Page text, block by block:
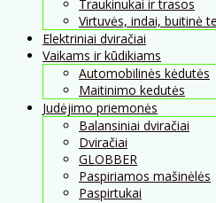
Traukinukai ir trasos
Virtuvės, indai, buitinė
Elektriniai dviračiai
Vaikams ir kūdikiams
Automobilinės kėdutės
Maitinimo kedutės
Judėjimo priemonės
Balansiniai dviračiai
Dviračiai
GLOBBER
Paspiriamos mašinėlės
Paspirtukai